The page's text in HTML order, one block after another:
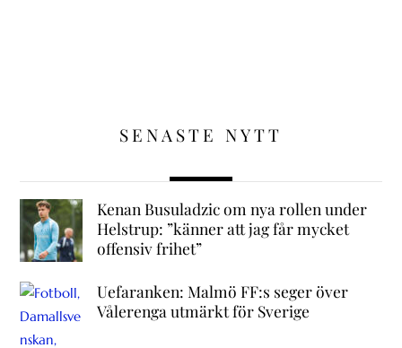
SENASTE NYTT
Kenan Busuladzic om nya rollen under
Helstrup: ”känner att jag får mycket
offensiv frihet”
Uefaranken: Malmö FF:s seger över
Vålerenga utmärkt för Sverige